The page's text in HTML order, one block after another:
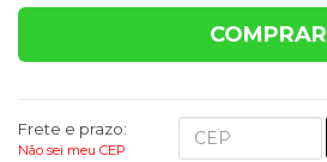
COMPRAR
Frete e prazo:
Não sei meu CEP